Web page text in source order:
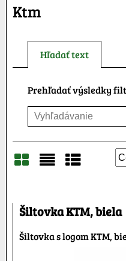
Ktm
Hľadať text
Prehľadať výsledky
Šiltovka KTM, biela
Šiltovka s logom KTM,